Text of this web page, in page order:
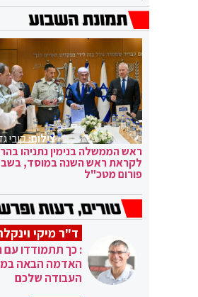
צילום:קובי
ראש הממשלה בנימין נתניהו
לקראת ראש השנה במוסד,
פורום מטכ"ל
ד"ר מיקי
: כך תתמודדו עם
האדמה הבאה
העבודה שלכם